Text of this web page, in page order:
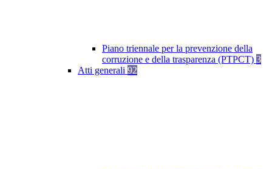
Piano triennale per la prevenzione della
corruzione e della trasparenza (PTPCT) 3
Atti generali 92